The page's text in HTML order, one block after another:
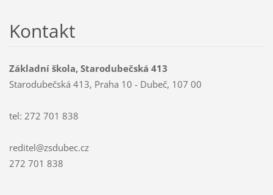
Kontakt
Základní škola, Starodubečská 413
Starodubečská 413, Praha 10 - Dubeč, 107 00
tel: 272 701 838
reditel@zsdubec.cz
272 701 838